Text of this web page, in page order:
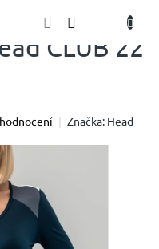
CLUB 22
Značka: Head